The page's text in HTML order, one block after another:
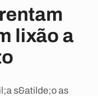
lixão a
s&atilde;o as